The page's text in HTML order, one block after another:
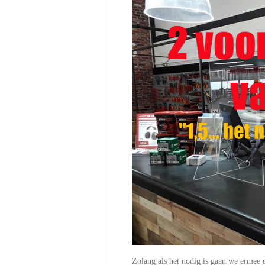
Zolang als het nodig is gaan we